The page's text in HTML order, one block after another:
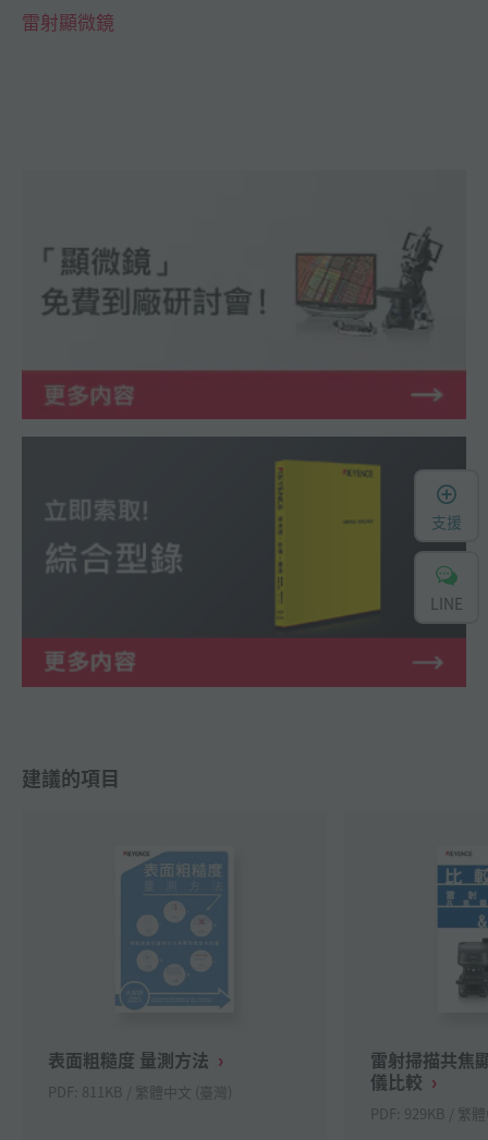
雷射顯微鏡
建議的項目
表面粗糙度 量測方法
PDF: 811KB / 繁體中文 (臺灣)
雷射掃描共焦
儀比較
PDF: 929KB / 繁
支援
LINE